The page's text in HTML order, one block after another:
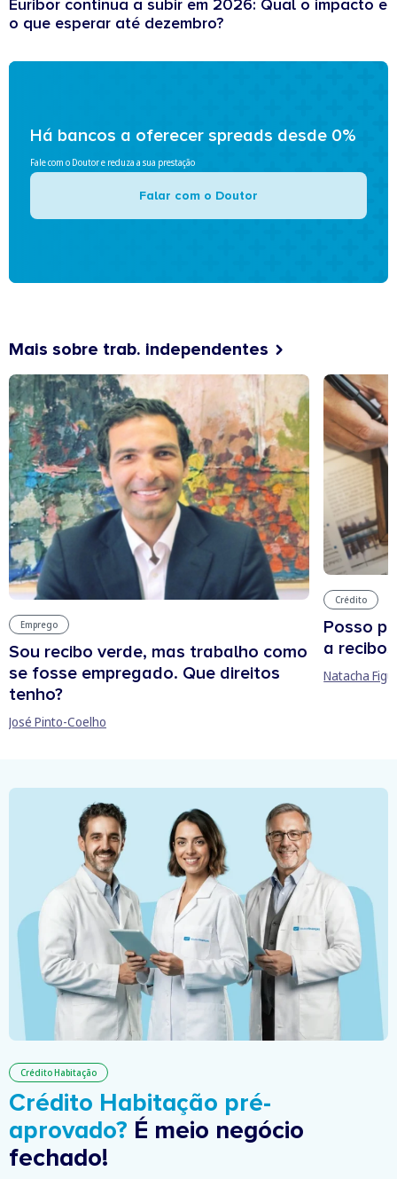
Euribor continua a subir em 2026: Qual o impacto e
o que esperar até dezembro?
Há bancos a oferecer spreads desde 0%
Fale com o Doutor e reduza a sua prestação
Falar com o Doutor
Mais sobre trab. independentes
Emprego
Sou recibo verde, mas trabalho como
se fosse empregado. Que direitos
tenho?
José Pinto-Coelho
Crédito
Posso
a
Natacha
Crédito Habitação
Crédito Habitação pré-
aprovado? É meio negócio
fechado!